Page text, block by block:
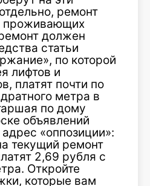
ремонт
проживающих
должен
статьи
по которой
лифтов и
платят почти по
метра в
по дому
объявлений
«оппозиции»:
текущий ремонт
2,69 рубля с
Откройте
которые вам